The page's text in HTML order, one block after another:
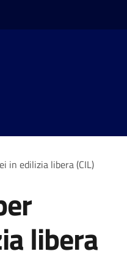
in edilizia libera (CIL)
libera